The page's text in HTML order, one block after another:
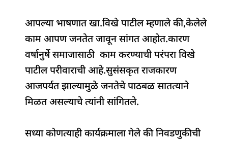
आपल्या भाषणात खा.विखे पाटील म्हणाले की,केलेले
काम आपण जनतेत जावून सांगत आहोत.कारण
वर्षानुर्षे समाजासाठी काम करण्याची परंपरा विखे
पाटील परीवाराची आहे.सुसंसकृत राजकारण
आजपर्यत झाल्यामुळे जनतेचे पाठबळ सातत्याने
मिळत असल्याचे त्यांनी सांगितले.
सध्या कोणत्याही कार्यक्रमाला गेले की निवडणुकीची